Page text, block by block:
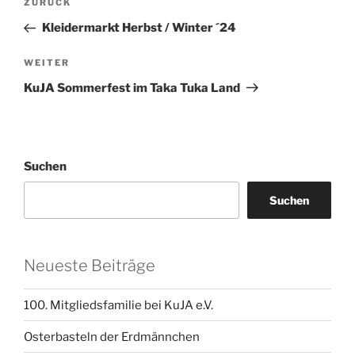
Vorheriger
Beitrag
ZURÜCK
Kleidermarkt Herbst / Winter ´24
Nächster
Beitrag
WEITER
KuJA Sommerfest im Taka Tuka Land
Suchen
Suchen
Neueste Beiträge
100. Mitgliedsfamilie bei KuJA e.V.
Osterbasteln der Erdmännchen